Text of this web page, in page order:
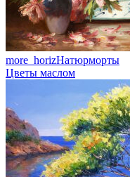
more_horizНатюрморты
Цветы маслом